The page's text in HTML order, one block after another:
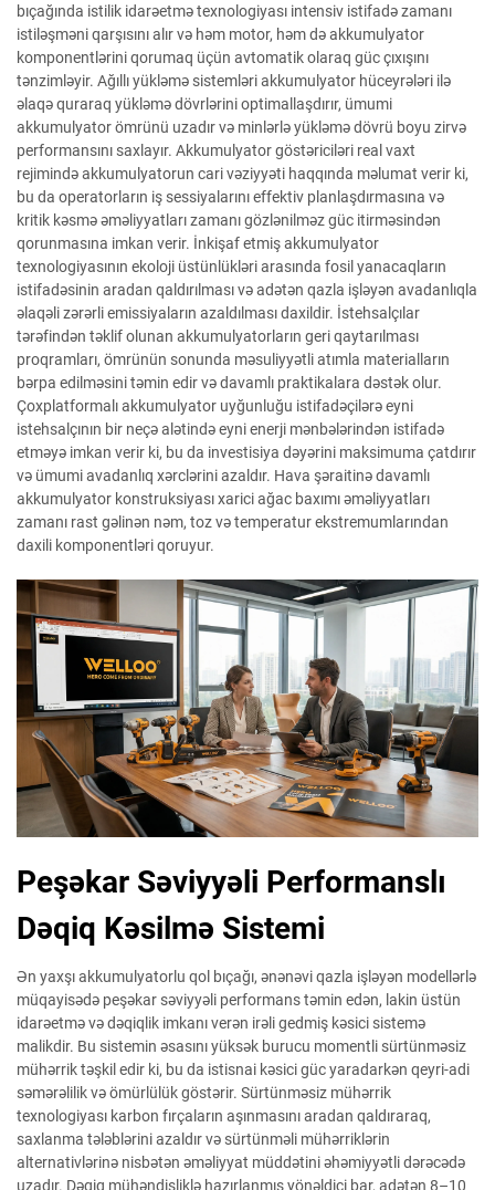
bıçağında istilik idarəetmə texnologiyası intensiv istifadə zamanı
istiləşməni qarşısını alır və həm motor, həm də akkumulyator
komponentlərini qorumaq üçün avtomatik olaraq güc çıxışını
tənzimləyir. Ağıllı yükləmə sistemləri akkumulyator hüceyrələri ilə
əlaqə quraraq yükləmə dövrlərini optimallaşdırır, ümumi
akkumulyator ömrünü uzadır və minlərlə yükləmə dövrü boyu zirvə
performansını saxlayır. Akkumulyator göstəriciləri real vaxt
rejimində akkumulyatorun cari vəziyyəti haqqında məlumat verir ki,
bu da operatorların iş sessiyalarını effektiv planlaşdırmasına və
kritik kəsmə əməliyyatları zamanı gözlənilməz güc itirməsindən
qorunmasına imkan verir. İnkişaf etmiş akkumulyator
texnologiyasının ekoloji üstünlükləri arasında fosil yanacaqların
istifadəsinin aradan qaldırılması və adətən qazla işləyən avadanlıqla
əlaqəli zərərli emissiyaların azaldılması daxildir. İstehsalçılar
tərəfindən təklif olunan akkumulyatorların geri qaytarılması
proqramları, ömrünün sonunda məsuliyyətli atımla materialların
bərpa edilməsini təmin edir və davamlı praktikalara dəstək olur.
Çoxplatformalı akkumulyator uyğunluğu istifadəçilərə eyni
istehsalçının bir neçə alətində eyni enerji mənbələrindən istifadə
etməyə imkan verir ki, bu da investisiya dəyərini maksimuma çatdırır
və ümumi avadanlıq xərclərini azaldır. Hava şəraitinə davamlı
akkumulyator konstruksiyası xarici ağac baxımı əməliyyatları
zamanı rast gəlinən nəm, toz və temperatur ekstremumlarından
daxili komponentləri qoruyur.
Peşəkar Səviyyəli Performanslı
Dəqiq Kəsilmə Sistemi
Ən yaxşı akkumulyatorlu qol bıçağı, ənənəvi qazla işləyən modellərlə
müqayisədə peşəkar səviyyəli performans təmin edən, lakin üstün
idarəetmə və dəqiqlik imkanı verən irəli gedmiş kəsici sistemə
malikdir. Bu sistemin əsasını yüksək burucu momentli sürtünməsiz
mühərrik təşkil edir ki, bu da istisnai kəsici güc yaradarkən qeyri-adi
səmərəlilik və ömürlülük göstərir. Sürtünməsiz mühərrik
texnologiyası karbon fırçaların aşınmasını aradan qaldıraraq,
saxlanma tələblərini azaldır və sürtünməli mühərriklərin
alternativlərinə nisbətən əməliyyat müddətini əhəmiyyətli dərəcədə
uzadır. Dəqiq mühəndisliklə hazırlanmış yönəldici bar, adətən 8–10